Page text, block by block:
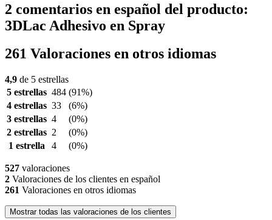
2 comentarios en español del producto:
3DLac Adhesivo en Spray
261 Valoraciones en otros idiomas
4,9 de 5 estrellas
5 estrellas 484 (91%)
4 estrellas 33
(6%)
3 estrellas 4
(0%)
2 estrellas 2
(0%)
1 estrella
4 (0%)
527 valoraciones
2 Valoraciones de los clientes en español
261 Valoraciones en otros idiomas
Mostrar todas las valoraciones de los clientes